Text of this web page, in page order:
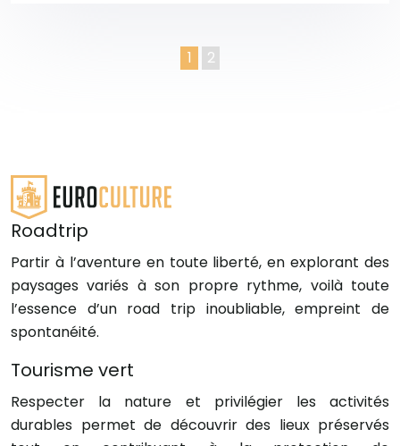
1 2
Roadtrip
Partir à l’aventure en toute liberté, en explorant des
paysages variés à son propre rythme, voilà toute
l’essence d’un road trip inoubliable, empreint de
spontanéité.
Tourisme vert
Respecter la nature et privilégier les activités
durables permet de découvrir des lieux préservés